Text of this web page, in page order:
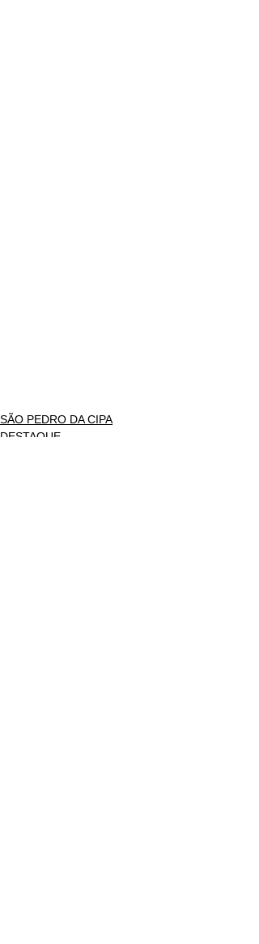
SÃO PEDRO DA CIPA
DESTAQUE